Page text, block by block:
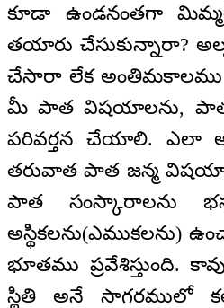
కూడా ఉండనంతగా
తయారు చేసుకున్నారా?
చేసారా లేక అంతిమకాలము
మీ పాత విషయాలను,
పరివర్తన చేయాలి. ఎలా
తరువాత పాత జన్మ
పాత సంస్కారాలను
అస్థికలను(ఎముకలను)
భూతము ప్రవేశిస్తుంది.
స్థితి అనే సాగరములో